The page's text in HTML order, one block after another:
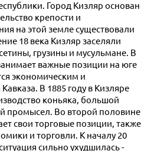
Город Кизляр основан
крепости и
на этой земле существовали
18 века Кизляр заселяли
грузины и мусульмане. В
важные позиции на юге
экономическим и
В 1885 году в Кизляре
коньяка, большой
промысел. Во второй половине
свои торговые позиции, также
и торговли. К началу 20
сильно ухудшилась -